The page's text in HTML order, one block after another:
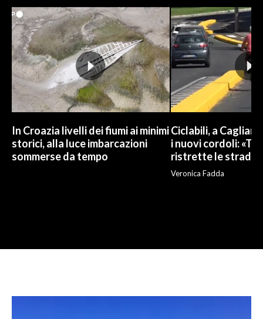
In Croazia livelli dei fiumi ai minimi
storici, alla luce imbarcazioni
sommerse da tempo
Ciclabili, a Cagliari
i nuovi cordoli:
ristrette le strade»
Veronica Fadda